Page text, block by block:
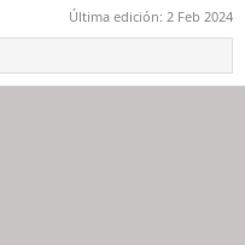
Última edición: 2 Feb 2024